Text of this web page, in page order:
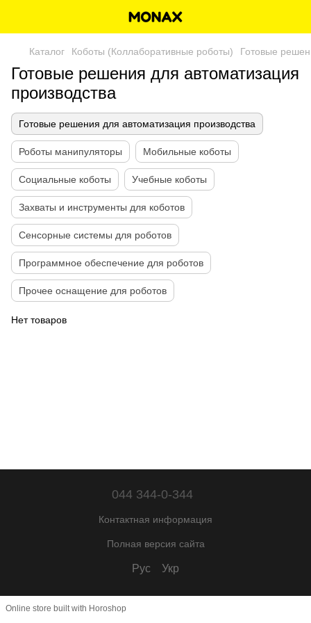
Каталог Коботы (Коллаборативные роботы) Готовые
Готовые решения для автоматизация
производства
Готовые решения для автоматизация производства
Роботы манипуляторы Мобильные коботы
Социальные коботы Учебные коботы
Захваты и инструменты для коботов
Сенсорные системы для роботов
Программное обеспечение для роботов
Прочее оснащение для роботов
Нет товаров
044 344-0-344
Контактная информация
Полная версия сайта
Рус Укр
Online store built with Horoshop